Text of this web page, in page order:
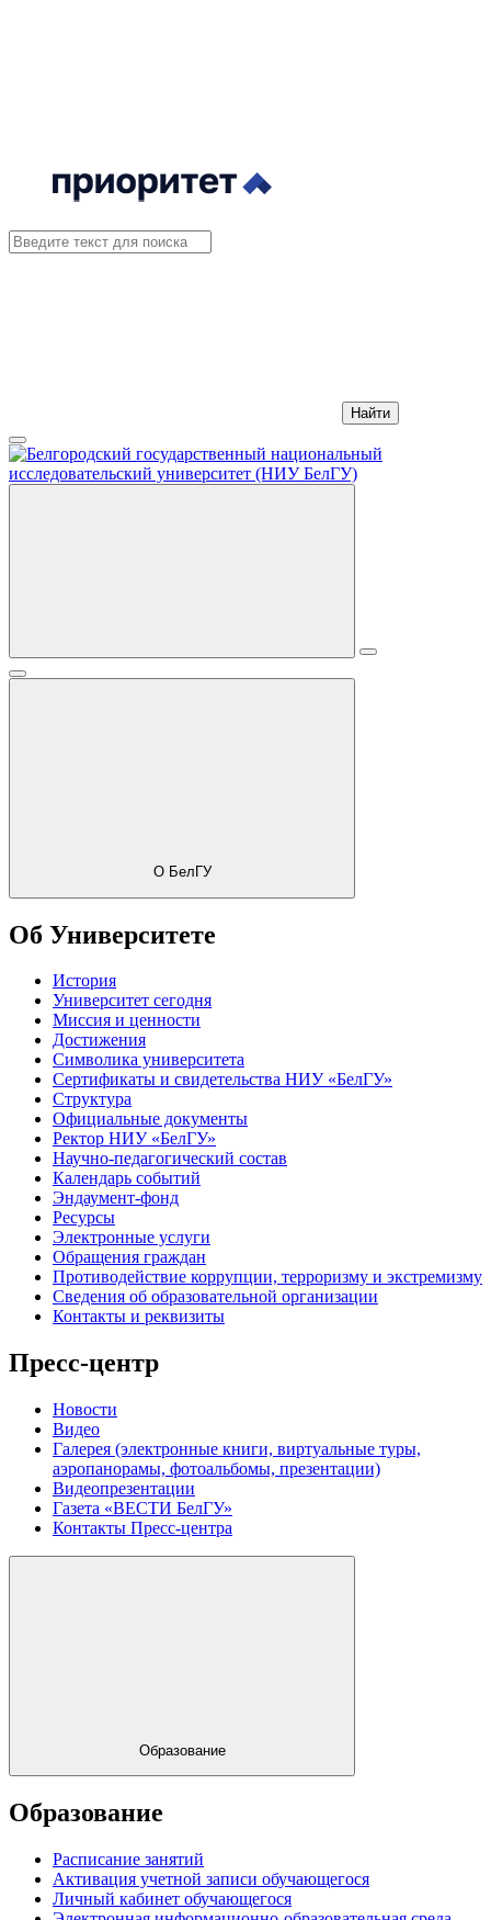
Найти
О БелГУ
Об Университете
История
Университет сегодня
Миссия и ценности
Достижения
Символика университета
Сертификаты и свидетельства НИУ «БелГУ»
Структура
Официальные документы
Ректор НИУ «БелГУ»
Научно-педагогический состав
Календарь событий
Эндаумент-фонд
Ресурсы
Электронные услуги
Обращения граждан
Противодействие коррупции, терроризму и экстремизму
Сведения об образовательной организации
Контакты и реквизиты
Пресс-центр
Новости
Видео
Галерея (электронные книги, виртуальные туры,
аэропанорамы, фотоальбомы, презентации)
Видеопрезентации
Газета «ВЕСТИ БелГУ»
Контакты Пресс-центра
Образование
Образование
Расписание занятий
Активация учетной записи обучающегося
Личный кабинет обучающегося